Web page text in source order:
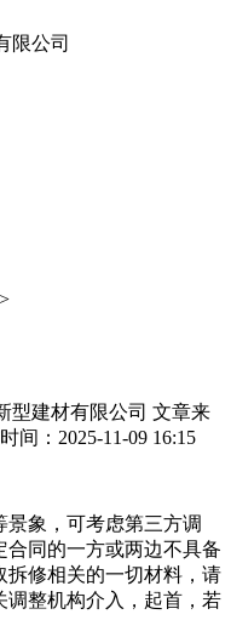
>
型建材有限公司 文章来
间：2025-11-09 16:15
象，可考虑第三方调
同的一方或两边不具备
拆修相关的一切材料，请
调整机构介入，起首，若